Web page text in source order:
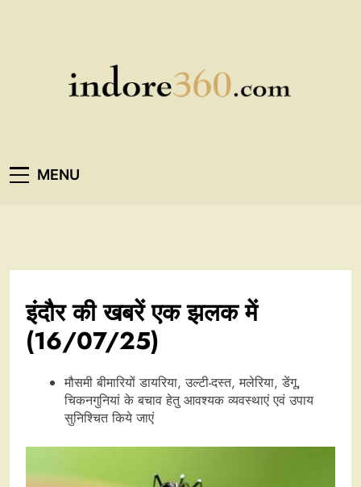
Indore360
MENU
इंदौर की खबरें एक झलक में
(16/07/25)
मौसमी बीमारियों डायरिया, उल्टी-दस्त, मलेरिया, डेंगू,
चिकनगुनियां के बचाव हेतु आवश्यक व्यवस्थाएं एवं उपाय
सुनिश्चित किये जाएं